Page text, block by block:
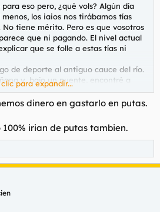
eso pero, ¿què vols? Algún día
los iaios nos tirábamos tías
No tiene mérito. Pero es que vosotros
que ni pagando. El nivel actual
que se folle a estas tías ni
de deporte al antiguo cauce del río.
y, bajo un puente, encontré a
de cartones y bricks de vino
chulo (algún día me partirán la
la situación en que se hallaban. Pase
pero, ¿borrachos a estas
En seguida me explicaron que no
el ForoPL y se reían de los que
adefesios. Citaron el nombre de
silencio por respeto. Uno tenía
el otro es muy conocido en las
hace las veces de tapa. En fin,
de los puteros actuales, alguna
sin convertir a los malvivientes en
clic para expandir...
dinero en gastarlo en putas.
irian de putas tambien.